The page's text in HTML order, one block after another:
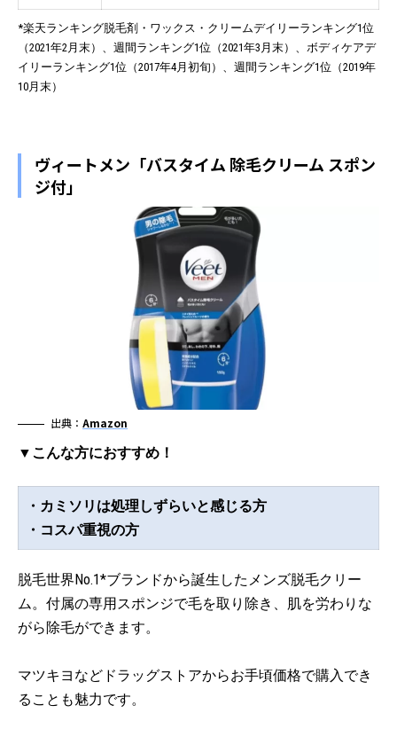
*楽天ランキング脱毛剤・ワックス・クリームデイリーランキング1位
（2021年2月末）、週間ランキング1位（2021年3月末）、ボディケアデ
イリーランキング1位（2017年4月初旬）、週間ランキング1位（2019年
10月末）
ヴィートメン「バスタイム 除毛クリーム スポン
ジ付」
出典： Amazon
▼こんな方におすすめ！
・カミソリは処理しずらいと感じる方
・コスパ重視の方
脱毛世界No.1*ブランドから誕生したメンズ脱毛クリー
ム。付属の専用スポンジで毛を取り除き、肌を労わりな
がら除毛ができます。
マツキヨなどドラッグストアからお手頃価格で購入でき
ることも魅力です。